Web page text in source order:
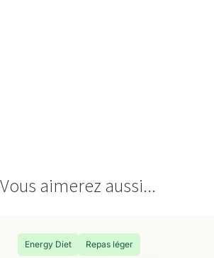
Vous aimerez aussi...
Energy Diet Repas léger